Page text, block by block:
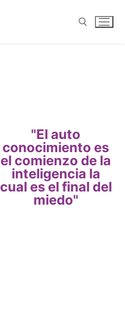
"El auto
conocimiento es
el comienzo de la
inteligencia la
cual es el final del
miedo"